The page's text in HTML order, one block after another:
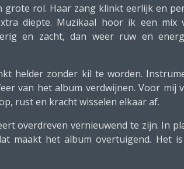
grote rol. Haar zang klinkt eerlijk en
diepte. Muzikaal hoor ik een
en zacht, dan weer ruw en
helder zonder kil te worden.
van het album verdwijnen. Voor mij
rust en kracht wisselen elkaar af.
overdreven vernieuwend te zijn. In
maakt het album overtuigend. Het